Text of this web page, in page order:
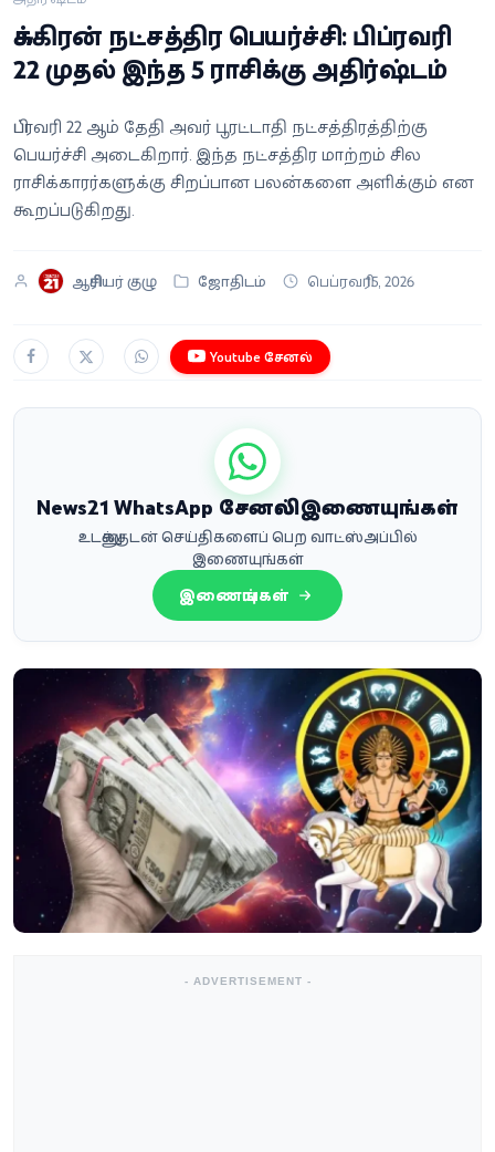
வீடியோ
வணிகம்
கட்டுரை
வெப்ஸ்டோரி
சுக்கிரன் நட்சத்திர பெயர்ச்சி: பிப்ரவரி
22 முதல் இந்த 5 ராசிக்கு அதிர்ஷ்டம்
பிப்ரவரி 22 ஆம் தேதி அவர் பூரட்டாதி நட்சத்திரத்திற்கு
பெயர்ச்சி அடைகிறார். இந்த நட்சத்திர மாற்றம் சில
ராசிக்காரர்களுக்கு சிறப்பான பலன்களை அளிக்கும் என
கூறப்படுகிறது.
ஆசிரியர் குழு ஜோதிடம் பெப்ரவரி 15, 2026
Youtube சேனல்
News21 WhatsApp சேனலில் இணையுங்கள்
உடனுக்குடன் செய்திகளைப் பெற வாட்ஸ்அப்பில்
இணையுங்கள்
இணையுங்கள்
- ADVERTISEMENT -